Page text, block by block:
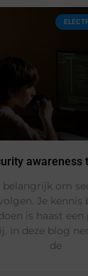
awareness
belangrijk om
Je kennis
is haast
In deze blog
de